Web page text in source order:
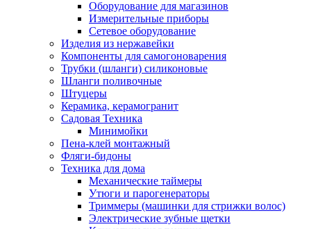
Оборудование для магазинов
Измерительные приборы
Сетевое оборудование
Изделия из нержавейки
Компоненты для самогоноварения
Трубки (шланги) силиконовые
Шланги поливочные
Штуцеры
Керамика, керамогранит
Садовая Техника
Минимойки
Пена-клей монтажный
Фляги-бидоны
Техника для дома
Механические таймеры
Утюги и парогенераторы
Триммеры (машинки для стрижки волос)
Электрические зубные щетки